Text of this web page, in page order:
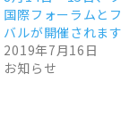
国際フォーラムと
バルが開催されます
2019年7月16日
お知らせ